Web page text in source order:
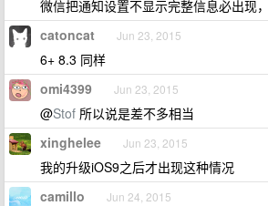
微信把通知设置不显示完整信息必出现
catoncat Jun 23, 2015
6+ 8.3 同样
omi4399 Jun 23, 2015
@Stof 所以说是差不多相当
xinghelee Jun 23, 2015
我的升级iOS9之后才出现这种情况
camillo Jun 24, 2015